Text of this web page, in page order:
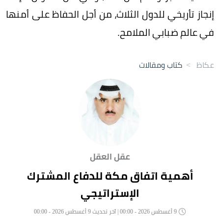
إنجاز تأريخي للدول الثلاث، من أجل الحفاظ على أمنها
في عالم ضبابي الملامح.
عكاظ > كتاب ومقالات
عقل العقل
أهمية اتفاق مكة للدفاع المشترك
الإستراتيجي